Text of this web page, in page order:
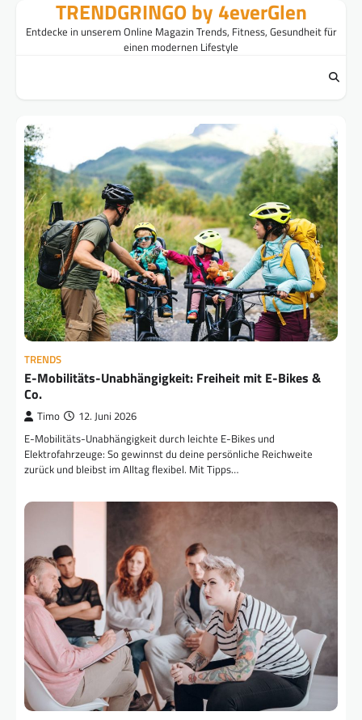
TRENDGRINGO by 4everGlen
Entdecke in unserem Online Magazin Trends, Fitness, Gesundheit für
einen modernen Lifestyle
TRENDS
E-Mobilitäts-Unabhängigkeit: Freiheit mit E-Bikes &
Co.
Timo 12. Juni 2026
E-Mobilitäts-Unabhängigkeit durch leichte E-Bikes und
Elektrofahrzeuge: So gewinnst du deine persönliche Reichweite
zurück und bleibst im Alltag flexibel. Mit Tipps…